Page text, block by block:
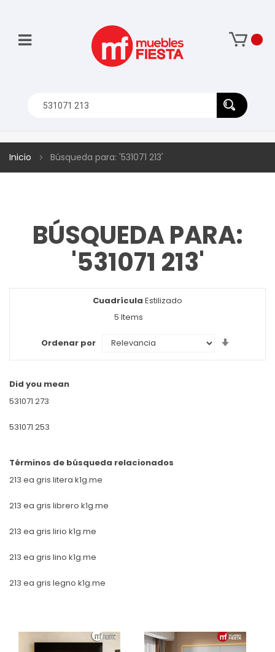
Inicio Búsqueda para: '531071 213'
BÚSQUEDA PARA:
'531071 213'
Ver
como
Cuadrícula Estilizado
5 Items
Ordenar por
Did you mean
531071 273
531071 253
Términos de búsqueda relacionados
213 ea gris litera k1g.me
213 ea gris librero k1g.me
213 ea gris lirio k1g.me
213 ea gris lino k1g.me
213 ea gris legno k1g.me